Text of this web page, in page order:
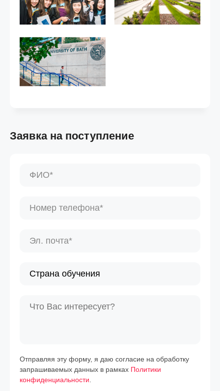
Заявка на поступление
Отправляя эту форму, я даю согласие на обработку
запрашиваемых данных в рамках Политики
конфиденциальности.